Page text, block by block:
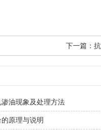
下一篇：
油现象及处理方法
原理与说明